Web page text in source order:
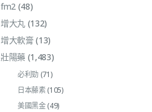
fm2(48)
增大丸(132)
增大軟膏 (13)
壯陽藥(1,483)
必利勁(71)
日本藤素(105)
美國黑金(49)